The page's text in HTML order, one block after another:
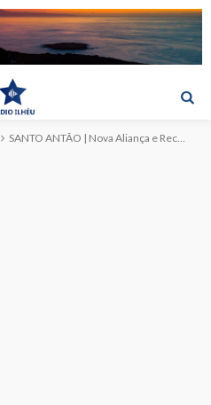
SANTO ANTÃO | Nova Aliança e Recreio dos Lavradores marcaram presença no 1.º Jantar (c/vídeo)